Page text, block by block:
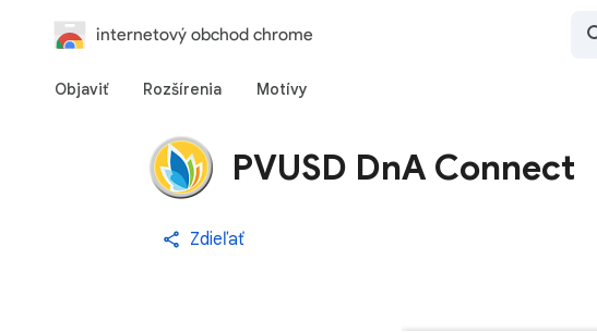
internetový obchod chrome
Objaviť Rozšírenia Motívy
PVUSD DnA Connect
Zdieľať